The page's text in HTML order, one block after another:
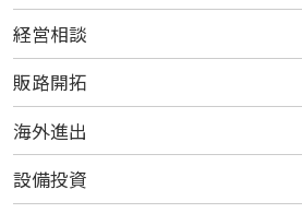
経営相談
販路開拓
海外進出
設備投資